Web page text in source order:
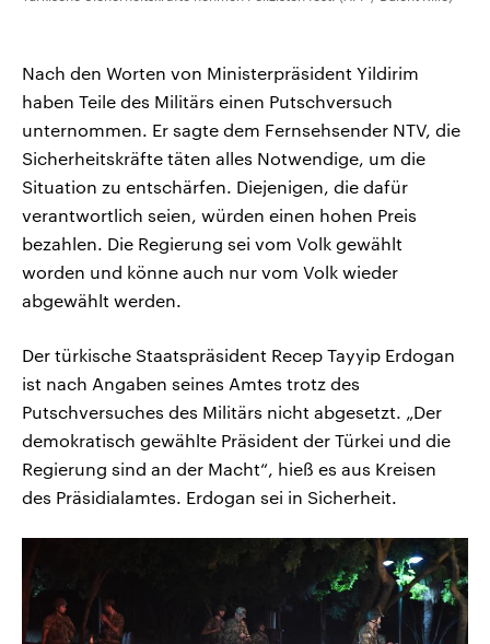
Nach den Worten von Ministerpräsident Yildirim
haben Teile des Militärs einen Putschversuch
unternommen. Er sagte dem Fernsehsender NTV, die
Sicherheitskräfte täten alles Notwendige, um die
Situation zu entschärfen. Diejenigen, die dafür
verantwortlich seien, würden einen hohen Preis
bezahlen. Die Regierung sei vom Volk gewählt
worden und könne auch nur vom Volk wieder
abgewählt werden.
Der türkische Staatspräsident Recep Tayyip Erdogan
ist nach Angaben seines Amtes trotz des
Putschversuches des Militärs nicht abgesetzt. „Der
demokratisch gewählte Präsident der Türkei und die
Regierung sind an der Macht“, hieß es aus Kreisen
des Präsidialamtes. Erdogan sei in Sicherheit.